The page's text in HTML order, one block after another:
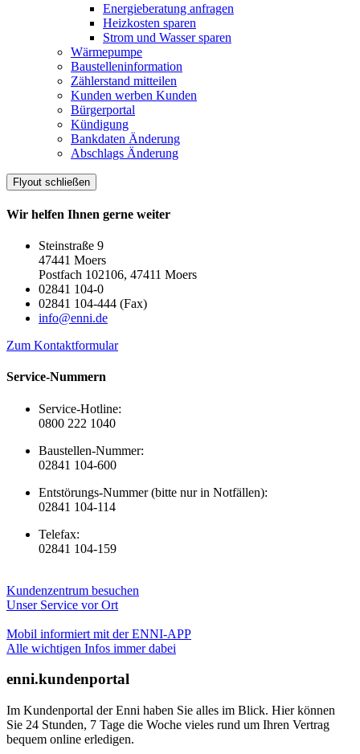
Energieberatung anfragen
Heizkosten sparen
Strom und Wasser sparen
Wärmepumpe
Baustelleninformation
Zählerstand mitteilen
Kunden werben Kunden
Bürgerportal
Kündigung
Bankdaten Änderung
Abschlags Änderung
Flyout schließen
Wir helfen Ihnen gerne weiter
Steinstraße 9
47441 Moers
Postfach 102106, 47411 Moers
02841 104-0
02841 104-444 (Fax)
info@enni.de
Zum Kontaktformular
Service-Nummern
Service-Hotline:
0800 222 1040
Baustellen-Nummer:
02841 104-600
Entstörungs-Nummer (bitte nur in Notfällen):
02841 104-114
Telefax:
02841 104-159
Kundenzentrum besuchen
Unser Service vor Ort
Mobil informiert mit der ENNI-APP
Alle wichtigen Infos immer dabei
enni.kundenportal
Im Kundenportal der Enni haben Sie alles im Blick. Hier können
Sie 24 Stunden, 7 Tage die Woche vieles rund um Ihren Vertrag
bequem online erledigen.